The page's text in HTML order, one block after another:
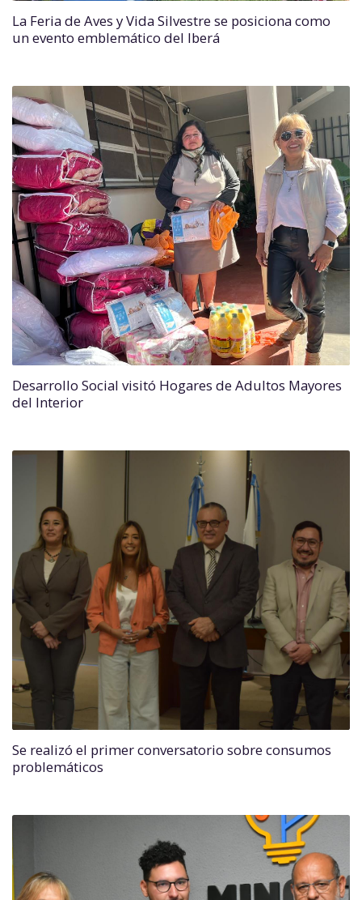
La Feria de Aves y Vida Silvestre se posiciona como
un evento emblemático del Iberá
Desarrollo Social visitó Hogares de Adultos Mayores
del Interior
Se realizó el primer conversatorio sobre consumos
problemáticos